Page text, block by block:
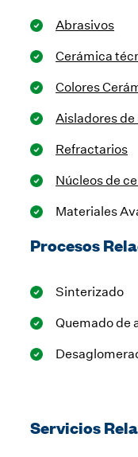
Abrasivos
Cerámica
Colores
Aisladores de
Refractarios
Núcleos de
Materiales
Procesos
Sinterizado
Quemado de
Servicios